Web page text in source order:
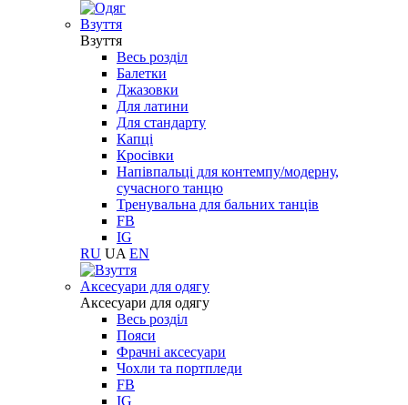
Взуття
Взуття
Весь розділ
Балетки
Джазовки
Для латини
Для стандарту
Капці
Кросівки
Напівпальці для контемпу/модерну,
сучасного танцю
Тренувальна для бальних танців
FB
IG
RU UA EN
Aксесуари для одягу
Aксесуари для одягу
Весь розділ
Пояси
Фрачні аксесуари
Чохли та портпледи
FB
IG